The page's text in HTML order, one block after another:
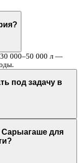
30 000–50 000 л —
под задачу в
Сарыагаше для